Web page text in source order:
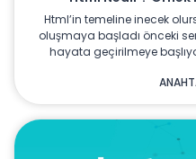
Html’in temeline inecek
oluşmaya başladı önceki
hayata geçirilmeye